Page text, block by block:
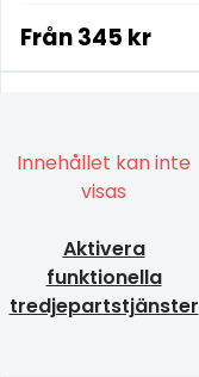
Från345 kr
Innehållet kan inte
visas
Aktivera
funktionella
tredjepartstjänster